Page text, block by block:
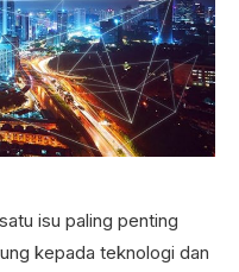
isu paling penting
kepada teknologi dan